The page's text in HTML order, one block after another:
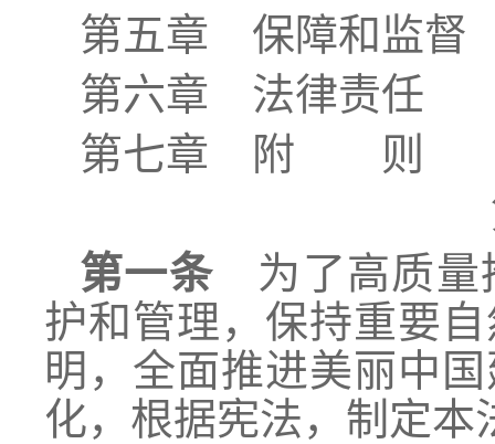
第五章 保障和监督
第六章 法律责任
第七章 附 则
第一条 为了高质量
护和管理，保持重要
明，全面推进美丽中
化，根据宪法，制定本